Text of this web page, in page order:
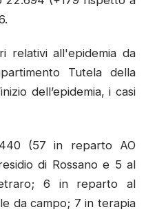
relativi all'epidemia da
Tutela della
dell’epidemia, i casi
(57 in reparto AO
di Rossano e 5 al
6 in reparto al
da campo; 7 in terapia